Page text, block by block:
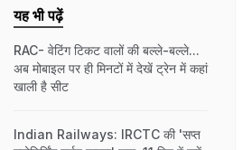
यह भी पढ़ें
RAC- वेटिंग टिकट वालों की बल्ले-बल्ले...
अब मोबाइल पर ही मिनटों में देखें ट्रेन में कहां
खाली है सीट
Indian Railways: IRCTC की 'सप्त